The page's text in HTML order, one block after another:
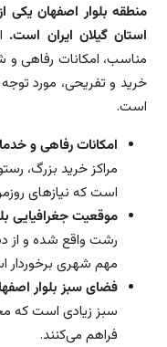
منطقه بلوار اصفهان
استان گیلان ایران است.
مناسب، امکانات رفاهی
خرید و تفریحی، مورد
است.
امکانات رفاهی و
مراکز خرید بزرگ،
است که نیازهای
موقعیت جغرافیایی
رشت واقع شده و از
مهم شهری برخوردار
فضای سبز بلوار
سبز زیادی است که
فراهم می‌کنند.